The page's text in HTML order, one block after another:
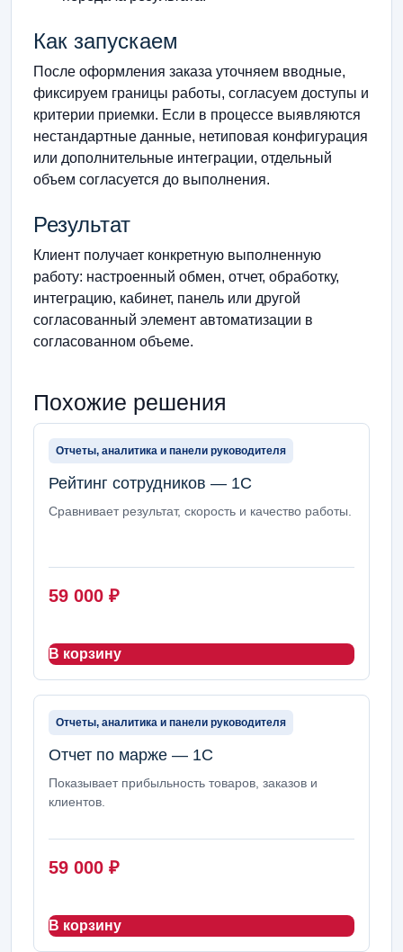
Как запускаем
После оформления заказа уточняем вводные,
фиксируем границы работы, согласуем доступы и
критерии приемки. Если в процессе выявляются
нестандартные данные, нетиповая конфигурация
или дополнительные интеграции, отдельный
объем согласуется до выполнения.
Результат
Клиент получает конкретную выполненную
работу: настроенный обмен, отчет, обработку,
интеграцию, кабинет, панель или другой
согласованный элемент автоматизации в
согласованном объеме.
Похожие решения
Отчеты, аналитика и панели руководителя
Рейтинг сотрудников — 1С
Сравнивает результат, скорость и качество работы.
59 000 ₽
В корзину
Отчеты, аналитика и панели руководителя
Отчет по марже — 1С
Показывает прибыльность товаров, заказов и
клиентов.
59 000 ₽
В корзину